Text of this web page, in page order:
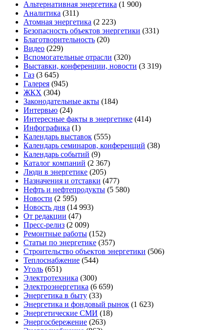
Альтернативная энергетика (1 900)
Аналитика (311)
Атомная энергетика (2 223)
Безопасность объектов энергетики (331)
Благотворительность (20)
Видео (229)
Вспомогательные отрасли (320)
Выставки, конференции, новости (3 319)
Газ (3 645)
Галерея (945)
ЖКХ (304)
Законодательные акты (184)
Интервью (24)
Интересные факты в энергетике (414)
Инфографика (1)
Календарь выставок (555)
Календарь семинаров, конференций (38)
Календарь событий (9)
Каталог компаний (2 367)
Люди в энергетике (205)
Назначения и отставки (477)
Нефть и нефтепродукты (5 580)
Новости (2 595)
Новость дня (14 993)
От редакции (47)
Пресс-релиз (2 009)
Ремонтные работы (152)
Статьи по энергетике (357)
Строительство объектов энергетики (506)
Теплоснабжение (544)
Уголь (651)
Электротехника (300)
Электроэнергетика (6 659)
Энергетика в быту (33)
Энергетика и фондовый рынок (1 623)
Энергетические СМИ (18)
Энергосбережение (263)